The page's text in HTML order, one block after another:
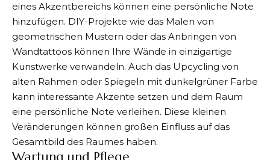
eines Akzentbereichs können eine persönliche Note
hinzufügen. DIY-Projekte wie das Malen von
geometrischen Mustern oder das Anbringen von
Wandtattoos können Ihre Wände in einzigartige
Kunstwerke verwandeln. Auch das Upcycling von
alten Rahmen oder Spiegeln mit dunkelgrüner Farbe
kann interessante Akzente setzen und dem Raum
eine persönliche Note verleihen. Diese kleinen
Veränderungen können großen Einfluss auf das
Gesamtbild des Raumes haben.